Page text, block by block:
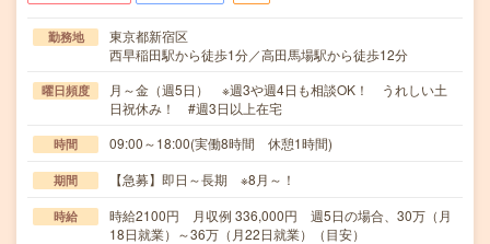
勤務地
東京都新宿区
西早稲田駅から徒歩1分／高田馬場駅から徒歩12分
曜日頻度
月～金（週5日） ※週3や週4日も相談OK！ うれしい土
日祝休み！ #週3日以上在宅
時間 09:00～18:00(実働8時間 休憩1時間)
期間 【急募】即日～長期 ※8月～！
時給
時給2100円 月収例 336,000円 週5日の場合、30万（月
18日就業）～36万（月22日就業）（目安）